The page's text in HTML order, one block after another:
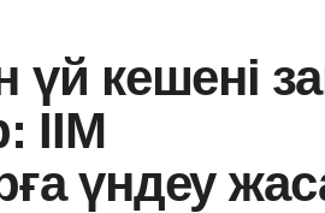
үй кешені
ІІМ
үндеу